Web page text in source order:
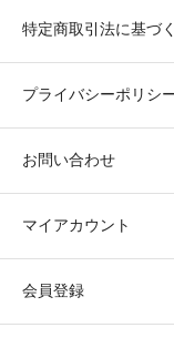
特定商取引法に基づ
プライバシーポリシ
お問い合わせ
マイアカウント
会員登録